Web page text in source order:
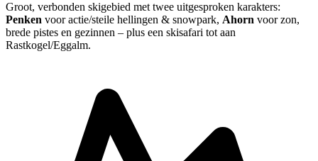
Groot, verbonden skigebied met twee uitgesproken karakters:
Penken voor actie/steile hellingen & snowpark, Ahorn voor zon,
brede pistes en gezinnen – plus een skisafari tot aan
Rastkogel/Eggalm.